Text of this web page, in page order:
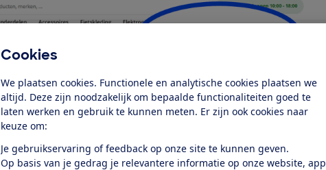
Cookies
We plaatsen cookies. Functionele en analytische cookies plaatsen we
altijd. Deze zijn noodzakelijk om bepaalde functionaliteiten goed te
laten werken en gebruik te kunnen meten. Er zijn ook cookies naar
keuze om:
Je gebruikservaring of feedback op onze site te kunnen geven.
Op basis van je gedrag je relevantere informatie op onze website, app